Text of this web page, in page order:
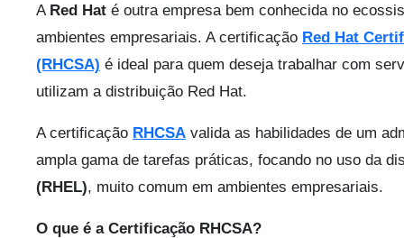
A Red Hat é outra empresa bem conhecida no
ambientes empresariais. A certificação Red Hat
(RHCSA) é ideal para quem deseja trabalhar com
utilizam a distribuição Red Hat.
A certificação RHCSA valida as habilidades de um
ampla gama de tarefas práticas, focando no uso da
(RHEL), muito comum em ambientes empresariais.
O que é a Certificação RHCSA?